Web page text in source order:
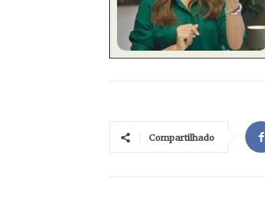
Compartilhado